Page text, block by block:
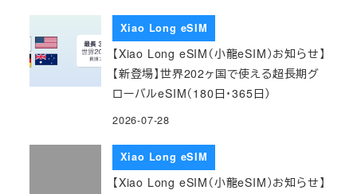
Xiao Long eSIM
【Xiao Long eSIM（小龍eSIM）お知らせ】
【新登場】世界202ヶ国で使える超長期グ
ローバルeSIM（180日・365日）
2026-07-28
Xiao Long eSIM
【Xiao Long eSIM（小龍eSIM）お知らせ】